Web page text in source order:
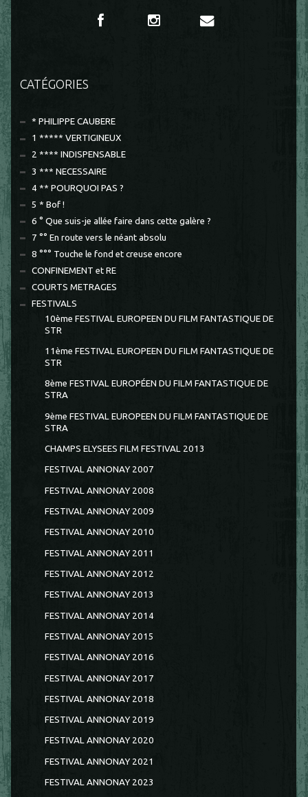
CATÉGORIES
* PHILIPPE CAUBERE
1 ***** VERTIGINEUX
2 **** INDISPENSABLE
3 *** NECESSAIRE
4 ** POURQUOI PAS ?
5 * Bof !
6 ° Que suis-je allée faire dans cette galère ?
7 °° En route vers le néant absolu
8 °°° Touche le fond et creuse encore
CONFINEMENT et RE
COURTS METRAGES
FESTIVALS
10ème FESTIVAL EUROPEEN DU FILM FANTASTIQUE DE
STR
11ème FESTIVAL EUROPEEN DU FILM FANTASTIQUE DE
STR
8ème FESTIVAL EUROPÉEN DU FILM FANTASTIQUE DE
STRA
9ème FESTIVAL EUROPEEN DU FILM FANTASTIQUE DE
STRA
CHAMPS ELYSEES FILM FESTIVAL 2013
FESTIVAL ANNONAY 2007
FESTIVAL ANNONAY 2008
FESTIVAL ANNONAY 2009
FESTIVAL ANNONAY 2010
FESTIVAL ANNONAY 2011
FESTIVAL ANNONAY 2012
FESTIVAL ANNONAY 2013
FESTIVAL ANNONAY 2014
FESTIVAL ANNONAY 2015
FESTIVAL ANNONAY 2016
FESTIVAL ANNONAY 2017
FESTIVAL ANNONAY 2018
FESTIVAL ANNONAY 2019
FESTIVAL ANNONAY 2020
FESTIVAL ANNONAY 2021
FESTIVAL ANNONAY 2023